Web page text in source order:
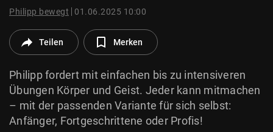
© Krone Multimedia GmbH & Co KG 2026
Philipp bewegt 01.06.2025 10:00
Teilen Merken
Philipp fordert mit einfachen bis zu intensiveren
Übungen Körper und Geist. Jeder kann mitmachen
– mit der passenden Variante für sich selbst:
Anfänger, Fortgeschrittene oder Profis!